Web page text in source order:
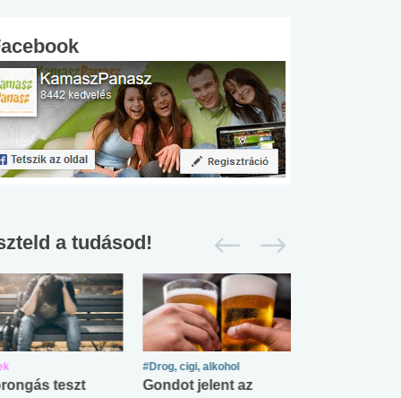
a tudásod!
teszt
#Drog, cigi, alkohol
Gondot jelent az